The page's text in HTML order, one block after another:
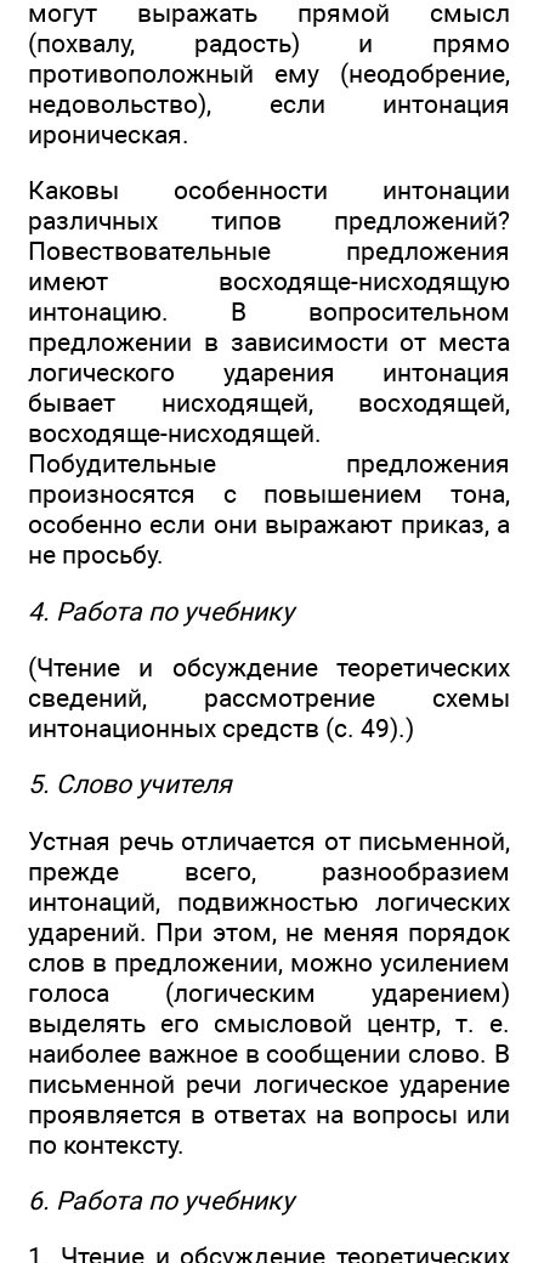
могут выражать прямой смысл
(похвалу, радость) и прямо
противоположный ему (неодобрение,
недовольство), если интонация
ироническая.
Каковы особенности интонации
различных типов предложений?
Повествовательные предложения
имеют восходяще-нисходящую
интонацию. В вопросительном
предложении в зависимости от места
логического ударения интонация
бывает нисходящей, восходящей,
восходяще-нисходящей.
Побудительные предложения
произносятся с повышением тона,
особенно если они выражают приказ, а
не просьбу.
4. Работа по учебнику
(Чтение и обсуждение теоретических
сведений, рассмотрение схемы
интонационных средств (с. 49).)
5. Слово учителя
Устная речь отличается от письменной,
прежде всего, разнообразием
интонаций, подвижностью логических
ударений. При этом, не меняя порядок
слов в предложении, можно усилением
голоса (логическим ударением)
выделять его смысловой центр, т. е.
наиболее важное в сообщении слово. В
письменной речи логическое ударение
проявляется в ответах на вопросы или
по контексту.
6. Работа по учебнику
1. Чтение и обсуждение теоретических